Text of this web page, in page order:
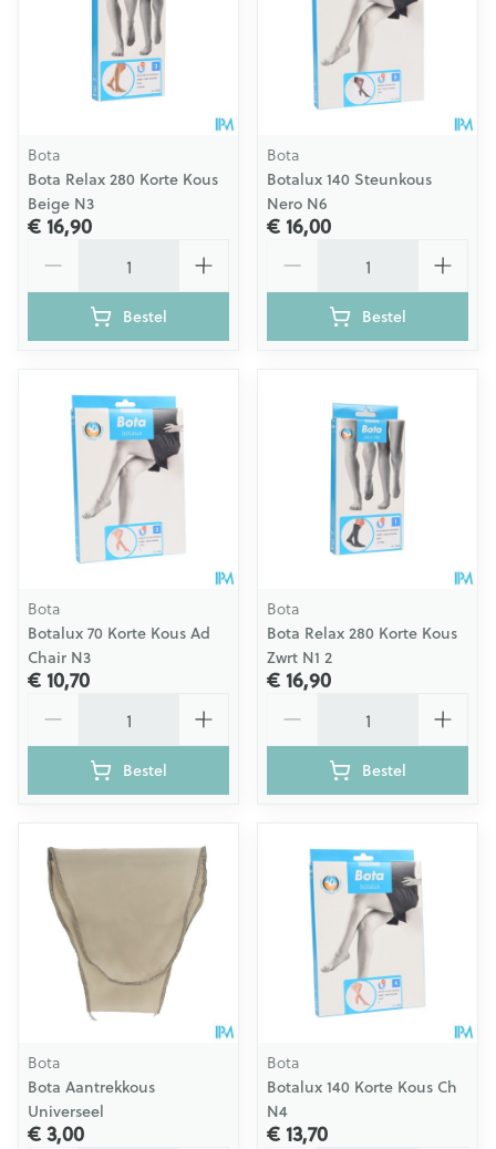
Bota
Bota Relax 280 Korte Kous
Beige N3
€ 16,90
Bestel
Bota
Botalux 140 Steunkous
Nero N6
€ 16,00
Bestel
Bota
Botalux 70 Korte Kous Ad
Chair N3
€ 10,70
Bestel
Bota
Bota Relax 280 Korte Kous
Zwrt N1 2
€ 16,90
Bestel
Bota
Bota Aantrekkous
Universeel
€ 3,00
Bota
Botalux 140 Korte Kous Ch
N4
€ 13,70